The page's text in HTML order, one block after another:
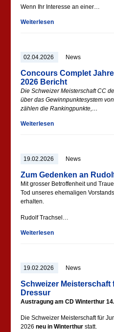
Wenn Ihr Interesse an einer…
Weiterlesen
02.04.2026 News
Concours Complet
2026 Bericht
Die Schweizer Meisterschaft CC
über das Gewinnpunktesystem
zählen die Rankingpunkte,…
Weiterlesen
19.02.2026 News
Zum Gedenken an
Mit grosser Betroffenheit und
Tod unseres ehemaligen
erhalten.
Rudolf Trachsel…
Weiterlesen
19.02.2026 News
Schweizer Meisterschaft
Dressur
Austragung am CD Winterthur
Die Schweizer Meisterschaft für
2026neu in Winterthur statt.